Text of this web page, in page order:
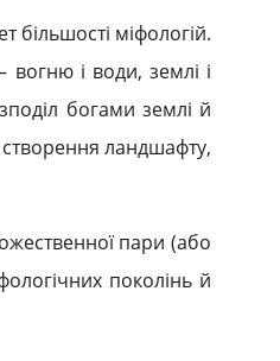
міфологій.
вогню і води, землі і
богами землі й
створення ландшафту,
пари (або
поколінь й